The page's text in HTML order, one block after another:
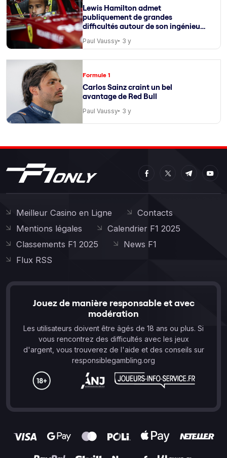
Lewis Hamilton admet
publiquement de grandes
difficultés autour de son ingénieur
Paul Vaussy 3 y
Formule 1
Carlos Sainz craint un bel
avantage de Red Bull
Paul Vaussy 3 y
Meilleur Casino en Ligne
Contacts
Mentions légales
Calendrier F1 2025
Classements F1 2025
News F1
Flux RSS
Jouez de manière responsable et avec
modération
Les utilisateurs doivent être âgés de 18 ans ou plus. Si
vous rencontrez des difficultés avec les jeux
d'argent, vous trouverez de l'aide et des conseils sur
responsiblegambling.org